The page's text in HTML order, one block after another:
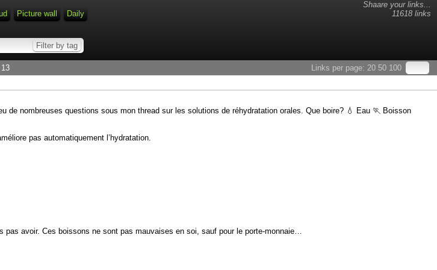
Shaare your links...
11618 links
Picture wall Daily
Links per page: 20 50 100
nombreuses questions sous mon thread sur les solutions de réhydratation orales. Que boire? 💧 Eau 🏃 Boisson
pas automatiquement l’hydratation.
avoir. Ces boissons ne sont pas mauvaises en soi, sauf pour le porte-monnaie…